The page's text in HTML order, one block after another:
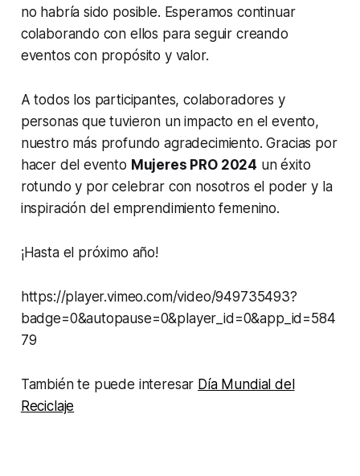
no habría sido posible. Esperamos continuar
colaborando con ellos para seguir creando
eventos con propósito y valor.
A todos los participantes, colaboradores y
personas que tuvieron un impacto en el evento,
nuestro más profundo agradecimiento. Gracias por
hacer del evento Mujeres PRO 2024 un éxito
rotundo y por celebrar con nosotros el poder y la
inspiración del emprendimiento femenino.
¡Hasta el próximo año!
https://player.vimeo.com/video/949735493?
badge=0&autopause=0&player_id=0&app_id=584
79
También te puede interesar Día Mundial del
Reciclaje